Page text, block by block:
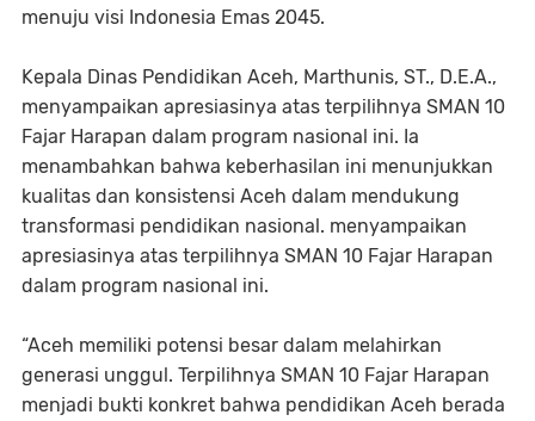
menuju visi Indonesia Emas 2045.
Kepala Dinas Pendidikan Aceh, Marthunis, ST., D.E.A.,
menyampaikan apresiasinya atas terpilihnya SMAN 10
Fajar Harapan dalam program nasional ini. Ia
menambahkan bahwa keberhasilan ini menunjukkan
kualitas dan konsistensi Aceh dalam mendukung
transformasi pendidikan nasional. menyampaikan
apresiasinya atas terpilihnya SMAN 10 Fajar Harapan
dalam program nasional ini.
“Aceh memiliki potensi besar dalam melahirkan
generasi unggul. Terpilihnya SMAN 10 Fajar Harapan
menjadi bukti konkret bahwa pendidikan Aceh berada